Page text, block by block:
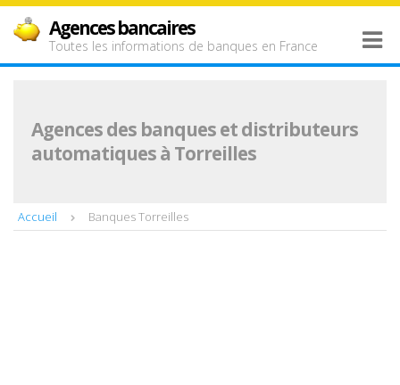
Agences bancaires
Toutes les informations de banques en France
Agences des banques et distributeurs
automatiques à Torreilles
Accueil Banques Torreilles